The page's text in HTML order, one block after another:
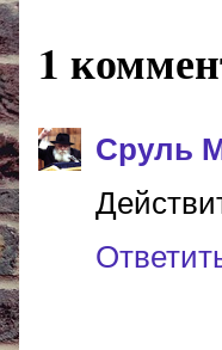
1
Сруль